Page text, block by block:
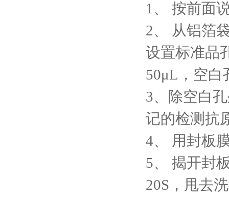
1、 按前面
2、 从铝箔
设置标准品
50μL，空白
3、除空白
记的检测抗
4、 用封板
5、 揭开封
20S，甩去